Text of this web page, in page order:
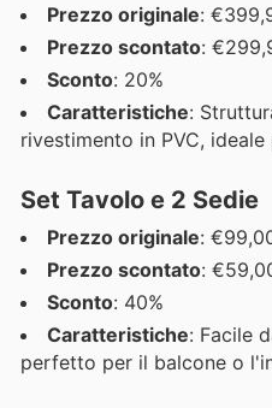
Prezzo originale:
Prezzo scontato:
Sconto: 20%
Caratteristiche:
rivestimento in PVC,
Set Tavolo e 2 Sedie
Prezzo originale:
Prezzo scontato:
Sconto: 40%
Caratteristiche: Facile
perfetto per il balcone o